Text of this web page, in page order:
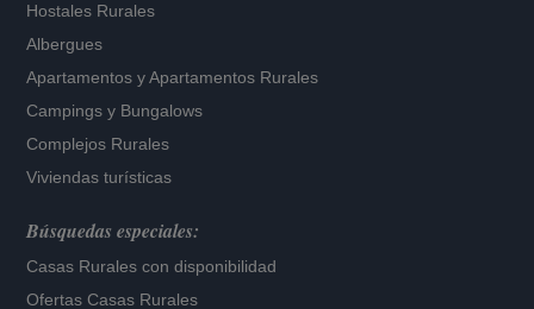
Hostales Rurales
Albergues
Apartamentos yApartamentos Rurales
Campings y Bungalows
Complejos Rurales
Viviendas turísticas
Búsquedas especiales:
Casas Rurales con disponibilidad
Ofertas Casas Rurales